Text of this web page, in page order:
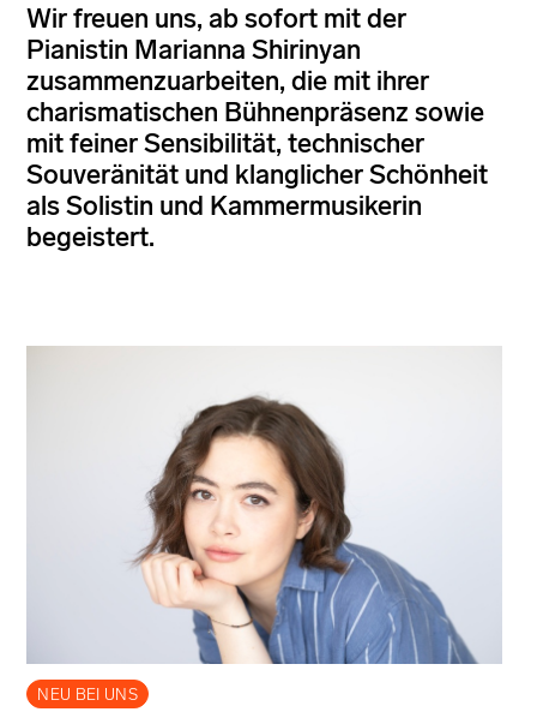
Wir freuen uns, ab sofort mit der
Pianistin Marianna Shirinyan
zusammenzuarbeiten, die mit ihrer
charismatischen Bühnenpräsenz sowie
mit feiner Sensibilität, technischer
Souveränität und klanglicher Schönheit
als Solistin und Kammermusikerin
begeistert.
NEU BEI UNS